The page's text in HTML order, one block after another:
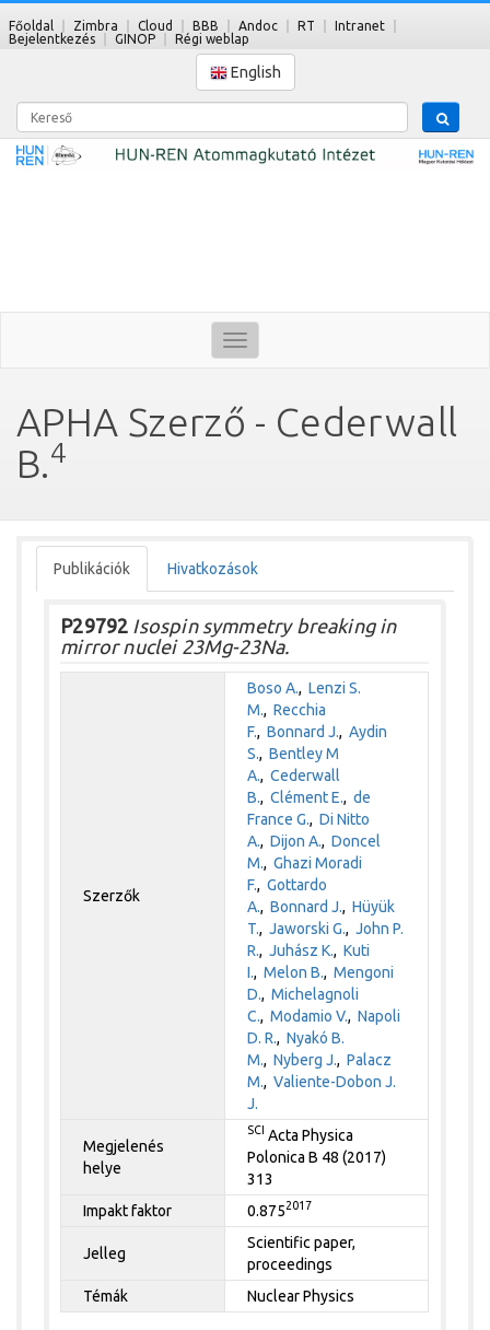
Főoldal Zimbra Cloud BBB Andoc RT
Intranet
Bejelentkezés
GINOP Régi weblap
English
Kereső
Toggle
navigation
APHA Szerző - Cederwall
B.4
Publikációk Hivatkozások
P29792 Isospin symmetry breaking in
mirror nuclei 23Mg-23Na.
Szerzők
Boso A.,Lenzi S.
M.,Recchia
F.,Bonnard J.,Aydin
S.,Bentley M
A.,Cederwall
B.,Clément E.,de
France G.,Di Nitto
A.,Dijon A.,Doncel
M.,Ghazi Moradi
F.,Gottardo
A.,Bonnard J.,Hüyük
T.,Jaworski G.,John P.
R.,Juhász K.,Kuti
I.,Melon B.,Mengoni
D.,Michelagnoli
C.,Modamio V.,Napoli
D. R.,Nyakó B.
M.,Nyberg J.,Palacz
M.,Valiente-Dobon J.
J.
Megjelenés
helye
SCI Acta Physica
Polonica B 48 (2017)
313
Impakt faktor
0.8752017
Jelleg
Scientific paper,
proceedings
Témák
Nuclear Physics